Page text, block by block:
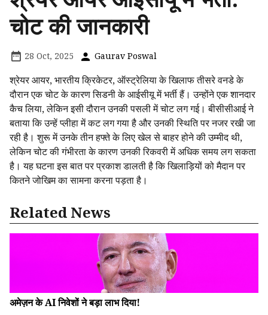
चोट की जानकारी
28 Oct, 2025 Gaurav Poswal
श्रेयर आयर, भारतीय क्रिकेटर, ऑस्ट्रेलिया के खिलाफ तीसरे वनडे के
दौरान एक चोट के कारण सिडनी के आईसीयू में भर्ती हैं। उन्होंने एक शानदार
कैच लिया, लेकिन इसी दौरान उनकी पसली में चोट लग गई। बीसीसीआई ने
बताया कि उन्हें प्लीहा में कट लग गया है और उनकी स्थिति पर नजर रखी जा
रही है। शुरू में उनके तीन हफ्ते के लिए खेल से बाहर होने की उम्मीद थी,
लेकिन चोट की गंभीरता के कारण उनकी रिकवरी में अधिक समय लग सकता
है। यह घटना इस बात पर प्रकाश डालती है कि खिलाड़ियों को मैदान पर
कितने जोखिम का सामना करना पड़ता है।
Related News
अमेज़न के AI निवेशों ने बड़ा लाभ दिया!